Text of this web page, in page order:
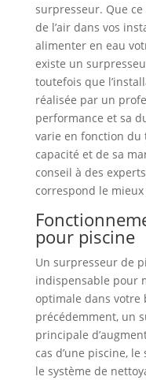
surpresseur. Que
de l’air dans vos
alimenter en eau
existe un
toutefois que
réalisée par un
performance et sa
varie en fonction du
capacité et de sa
conseil à des
correspond le mieux
pour piscine
Un surpresseur de
indispensable pour
optimale dans votre
précédemment, un
principale
cas d’une piscine,
le système de